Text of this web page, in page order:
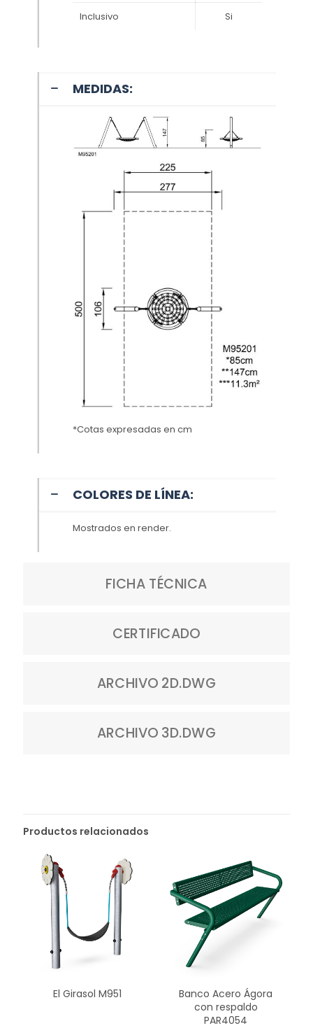
Inclusivo Si
MEDIDAS:
*Cotas expresadas en cm
COLORES DE LÍNEA:
Mostrados en render.
FICHA TÉCNICA
CERTIFICADO
ARCHIVO 2D.DWG
ARCHIVO 3D.DWG
Productos relacionados
El Girasol M951
Banco Acero Ágora
con respaldo
PAR4054